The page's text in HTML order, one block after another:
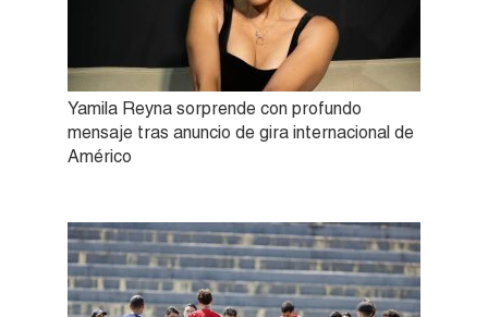
Yamila Reyna sorprende con profundo
mensaje tras anuncio de gira internacional de
Américo